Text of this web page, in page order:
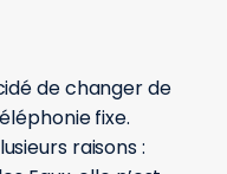
de changer de
fixe.
raisons :